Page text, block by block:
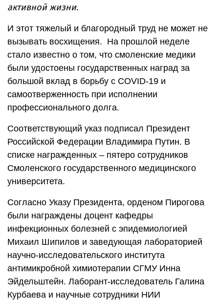
активной жизни.
И этот тяжелый и благородный труд не может не
вызывать восхищения. На прошлой неделе
стало известно о том, что смоленские медики
были удостоены государственных наград за
большой вклад в борьбу с COVID-19 и
самоотверженность при исполнении
профессионального долга.
Соответствующий указ подписал Президент
Российской Федерации Владимира Путин. В
списке награжденных – пятеро сотрудников
Смоленского государственного медицинского
университета.
Согласно Указу Президента, орденом Пирогова
были награждены доцент кафедры
инфекционных болезней с эпидемиологией
Михаил Шипилов и заведующая лабораторией
научно-исследовательского института
антимикробной химиотерапии СГМУ Инна
Эйдельштейн. Лаборант-исследователь Галина
Курбаева и научные сотрудники НИИ